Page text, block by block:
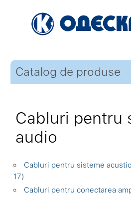
Catalog de produse
Cabluri pentru
audio
Cabluri pentru sisteme
17)
Cabluri pentru conectarea